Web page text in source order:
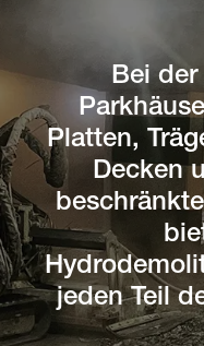
Bei der
Platten,
Decken
jeden Teil